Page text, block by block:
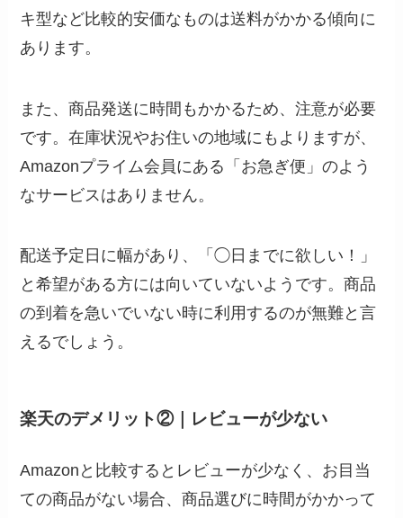
キ型など比較的安価なものは送料がかかる傾向に
あります。
また、商品発送に時間もかかるため、注意が必要
です。在庫状況やお住いの地域にもよりますが、
Amazonプライム会員にある「お急ぎ便」のよう
なサービスはありません。
配送予定日に幅があり、「◯日までに欲しい！」
と希望がある方には向いていないようです。商品
の到着を急いでいない時に利用するのが無難と言
えるでしょう。
楽天のデメリット②｜レビューが少ない
Amazonと比較するとレビューが少なく、お目当
ての商品がない場合、商品選びに時間がかかって